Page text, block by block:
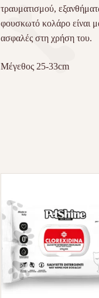
τραυματισμού,
φουσκωτό κολάρο είναι
ασφαλές στη χρήση του.
Μέγεθος 25-33cm